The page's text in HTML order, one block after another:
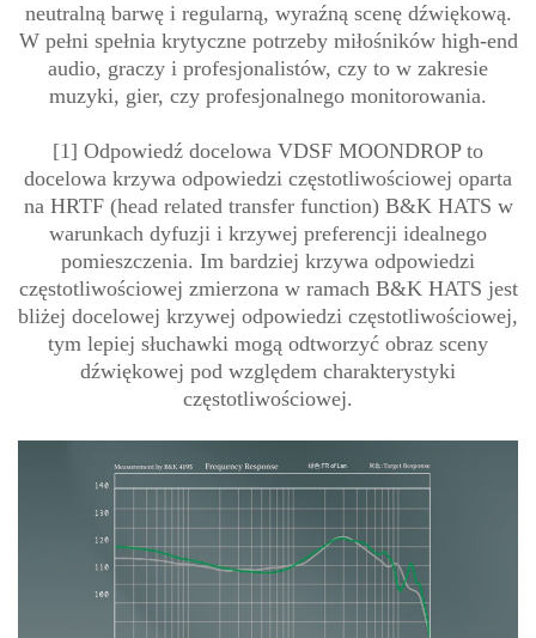
neutralną barwę i regularną, wyraźną scenę dźwiękową.
W pełni spełnia krytyczne potrzeby miłośników high-end
audio, graczy i profesjonalistów, czy to w zakresie
muzyki, gier, czy profesjonalnego monitorowania.
[1] Odpowiedź docelowa VDSF MOONDROP to
docelowa krzywa odpowiedzi częstotliwościowej oparta
na HRTF (head related transfer function) B&K HATS w
warunkach dyfuzji i krzywej preferencji idealnego
pomieszczenia. Im bardziej krzywa odpowiedzi
częstotliwościowej zmierzona w ramach B&K HATS jest
bliżej docelowej krzywej odpowiedzi częstotliwościowej,
tym lepiej słuchawki mogą odtworzyć obraz sceny
dźwiękowej pod względem charakterystyki
częstotliwościowej.